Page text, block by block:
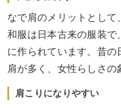
なで肩のメリットとして
和服は日本古来の服装で
に作られています。昔
肩が多く、女性らしさの
肩こりになりやすい